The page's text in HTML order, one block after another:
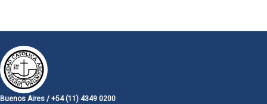
Buenos Aires / +54 (11) 4349 0200